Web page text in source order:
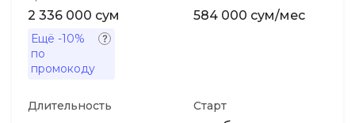
2 336 000 сум
Ещё -10%
по
промокоду
584 000 сум/мес
Длительность Старт